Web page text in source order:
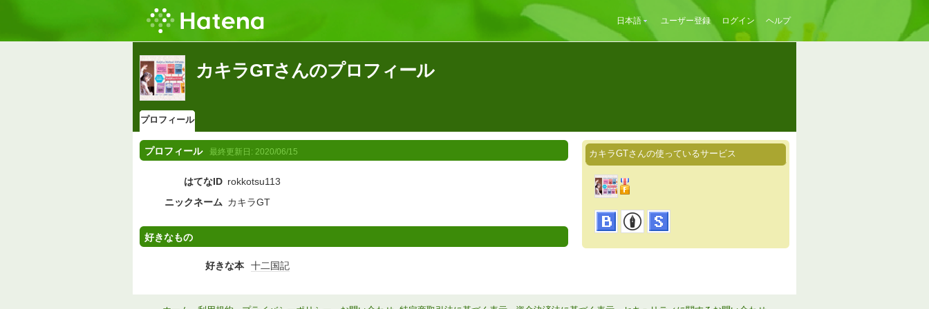
日本語 ユーザー登録 ログイン ヘルプ
カキラGTさんのプロフィール
プロフィール
プロフィール 最終更新日: 2020/06/15
はてなID rokkotsu113
ニックネーム カキラGT
好きなもの
好きな本 十二国記
カキラGTさんの使っているサービス